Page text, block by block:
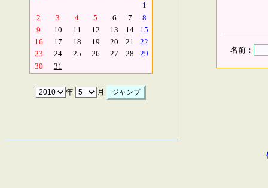
1
2
3 4 5 6 7
8
9
10 11 12 13 14
15
16
17 18 19 20 21
22
23
24 25 26 27 28
29
30
31
年 月
名前：